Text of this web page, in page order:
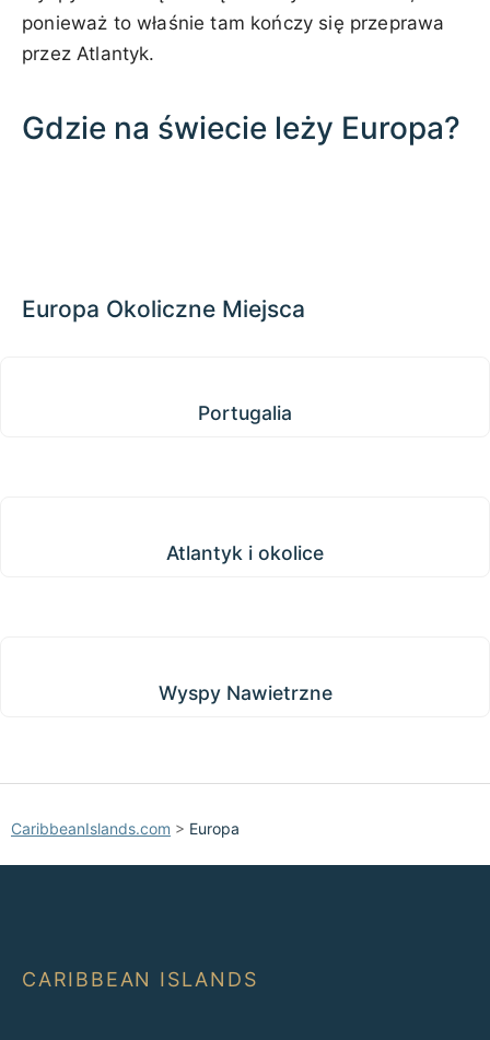
ponieważ to właśnie tam kończy się przeprawa
przez Atlantyk.
Gdzie na świecie leży Europa?
1000 km / 621.4 mi
Europa Okoliczne Miejsca
Portugalia
Atlantyk i okolice
Wyspy Nawietrzne
CaribbeanIslands.com > Europa
CARIBBEAN ISLANDS